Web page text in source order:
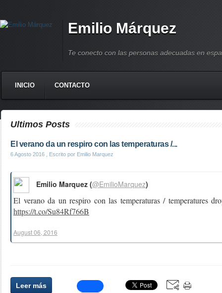
Emilio Márquez
Te conecto con las personas adecuadas en
INICIO CONTACTO
Ultimos Posts
El verano da un respiro con las temperaturas /...
6 Agosto 2016 , Escrito por Emilio Marquez
El verano da un respiro con las temperaturas / temperatures
https://t.co/Su84Rf766B
Emilio Marquez (@EmilioMarquez)
August 06, 2016
Leer más